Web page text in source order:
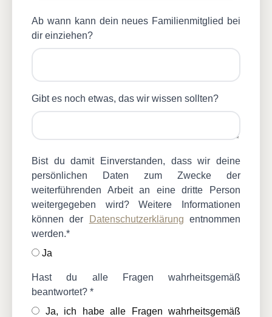
Ab wann kann dein neues Familienmitglied bei
dir einziehen?
Gibt es noch etwas, das wir wissen sollten?
Bist du damit Einverstanden, dass wir deine
persönlichen Daten zum Zwecke der
weiterführenden Arbeit an eine dritte Person
weitergegeben wird? Weitere Informationen
können der
Datenschutzerklärung entnommen
werden.*
Ja
Hast du alle Fragen wahrheitsgemäß
beantwortet? *
Ja, ich habe alle Fragen wahrheitsgemäß